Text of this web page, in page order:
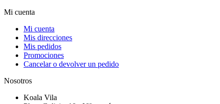
Mi cuenta
Mi cuenta
Mis direcciones
Mis pedidos
Promociones
Cancelar o devolver un pedido
Nosotros
Koala Vila